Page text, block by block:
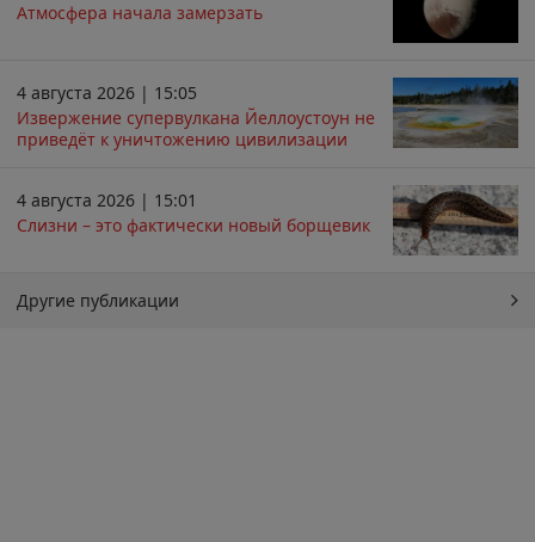
Атмосфера начала замерзать
4 августа 2026 | 15:05
Извержение супервулкана Йеллоустоун не
приведёт к уничтожению цивилизации
4 августа 2026 | 15:01
Слизни – это фактически новый борщевик
Другие публикации